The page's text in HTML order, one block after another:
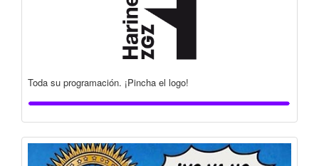
Toda su programación. ¡Pincha el logo!